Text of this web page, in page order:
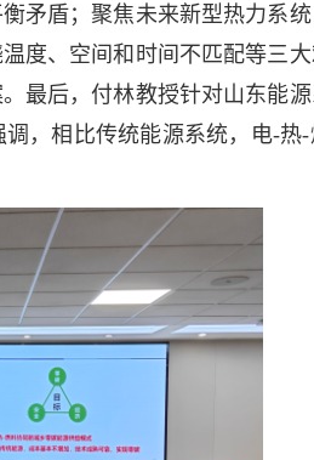
矛盾；聚焦未来新型热力系
度、空间和时间不匹配等三
最后，付林教授针对山东能
，相比传统能源系统，电-热